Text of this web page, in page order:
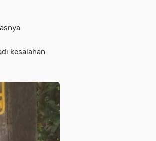
kesalahan